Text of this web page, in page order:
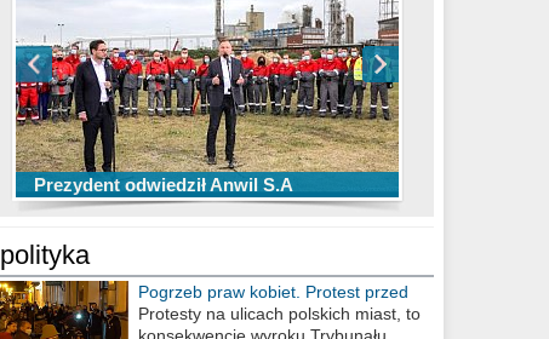
Prezydent odwiedził Anwil S.A
TOP 10 przechwytów Anwilu Włocławek
w EBL w sezonie 2019/2020
TOP 5 rzutów Anwilu Włocławek w BCL
w sezonie 2019/2020
polityka
Pogrzeb praw kobiet. Protest przed
biurem poselskim PiS
Protesty na ulicach polskich miast, to